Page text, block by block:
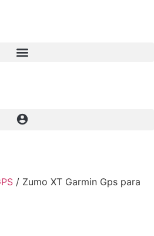
/ Zumo XT Garmin Gps para